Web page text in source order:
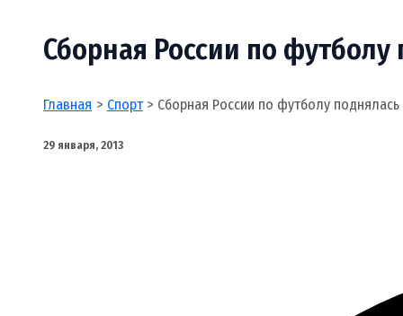
Сборная России по
Главная Спорт Сборная России по футболу
29 января, 2013